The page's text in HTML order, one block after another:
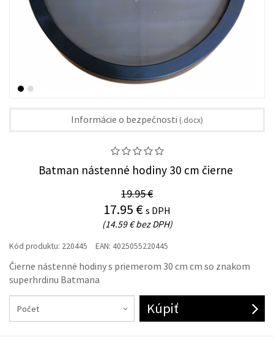
Informácie o bezpečnosti (.docx)
Batman nástenné hodiny 30 cm čierne
19.95 €
17.95 €s DPH
(14.59 € bez DPH)
Kód produktu: 220445 EAN: 4025055220445
Čierne nástenné hodiny s priemerom 30 cm cm so znakom
superhrdinu Batmana
Kúpiť